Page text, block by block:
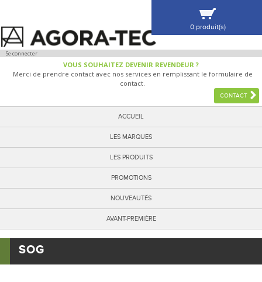
Se connecter
VOUS SOUHAITEZ DEVENIR REVENDEUR ?
Merci de prendre contact avec nos services en remplissant le formulaire de
contact.
CONTACT
ACCUEIL
LES MARQUES
LES PRODUITS
PROMOTIONS
NOUVEAUTÉS
AVANT-PREMIÈRE
0 produit(s)
VOIR MA SÉLECTION
SOG